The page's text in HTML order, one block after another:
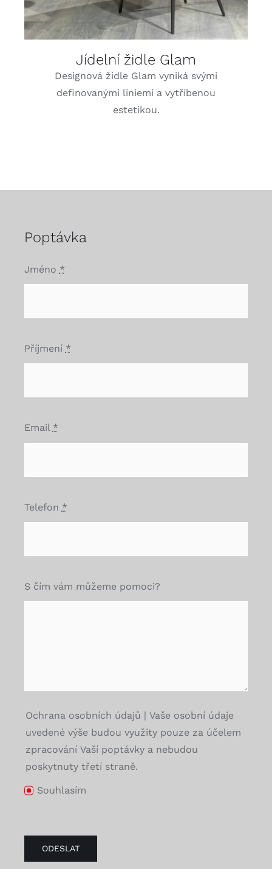
Jídelní židle Glam
Designová židle Glam vyniká svými
definovanými liniemi a vytříbenou
estetikou.
Poptávka
Jméno *
Příjmení *
Email *
Telefon *
S čím vám můžeme pomoci?
Ochrana osobních údajů | Vaše osobní údaje
uvedené výše budou využity pouze za účelem
zpracování Vaší poptávky a nebudou
poskytnuty třetí straně.
Souhlasím
ODESLAT